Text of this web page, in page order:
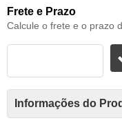
Frete e Prazo
Calcule o frete e o prazo
Informações do